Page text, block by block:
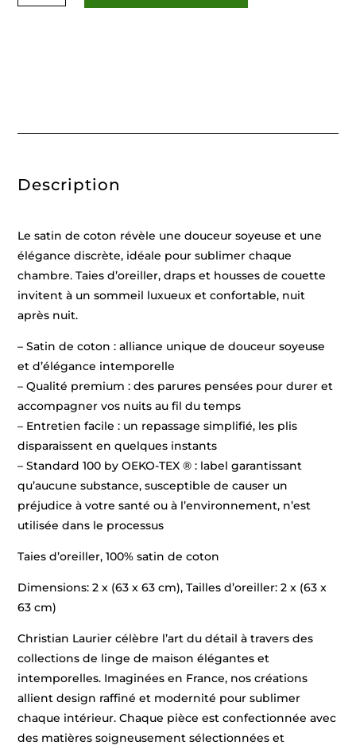
(63
Description
Le satin de coton révèle une douceur soyeuse et une
élégance discrète, idéale pour sublimer chaque
chambre. Taies d’oreiller, draps et housses de couette
invitent à un sommeil luxueux et confortable, nuit
après nuit.
– Satin de coton : alliance unique de douceur soyeuse
et d’élégance intemporelle
– Qualité premium : des parures pensées pour durer et
accompagner vos nuits au fil du temps
– Entretien facile : un repassage simplifié, les plis
disparaissent en quelques instants
– Standard 100 by OEKO-TEX ® : label garantissant
qu’aucune substance, susceptible de causer un
préjudice à votre santé ou à l’environnement, n’est
utilisée dans le processus
Taies d’oreiller, 100% satin de coton
Dimensions: 2 x (63 x 63 cm), Tailles d’oreiller: 2 x (63 x
63 cm)
Christian Laurier célèbre l’art du détail à travers des
collections de linge de maison élégantes et
intemporelles. Imaginées en France, nos créations
allient design raffiné et modernité pour sublimer
chaque intérieur. Chaque pièce est confectionnée avec
des matières soigneusement sélectionnées et